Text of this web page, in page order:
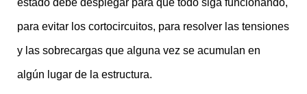
para evitar los cortocircuitos, para resolver las tensiones
y las sobrecargas que alguna vez se acumulan en
algún lugar de la estructura.